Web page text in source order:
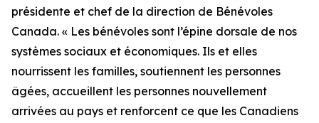
présidente et chef de la direction de Bénévoles
Canada. « Les bénévoles sont l’épine dorsale de nos
systèmes sociaux et économiques. Ils et elles
nourrissent les familles, soutiennent les personnes
âgées, accueillent les personnes nouvellement
arrivées au pays et renforcent ce que les Canadiens